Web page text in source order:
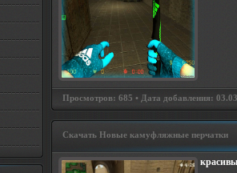
Просмотров: 685 • Дата добавления:
Скачать Новые камуфляжные перчатки